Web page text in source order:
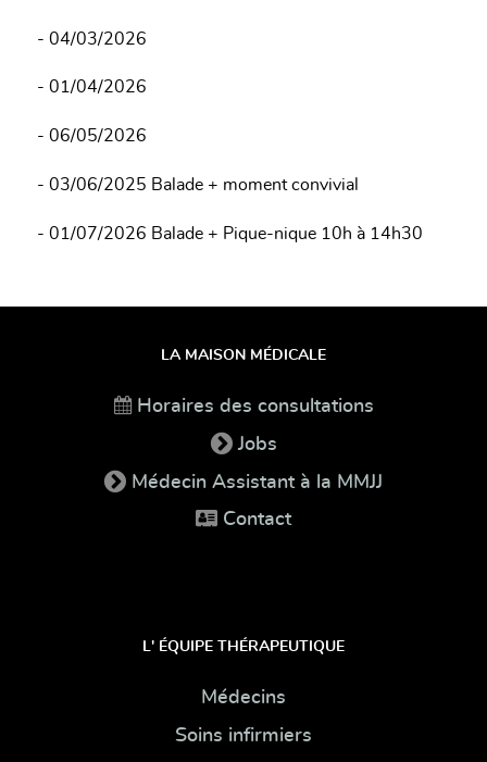
- 04/03/2026
- 01/04/2026
- 06/05/2026
- 03/06/2025 Balade + moment convivial
- 01/07/2026 Balade + Pique-nique 10h à 14h30
LA MAISON MÉDICALE
Horaires des consultations
Jobs
Médecin Assistant à la MMJJ
Contact
L' ÉQUIPE THÉRAPEUTIQUE
Médecins
Soins infirmiers